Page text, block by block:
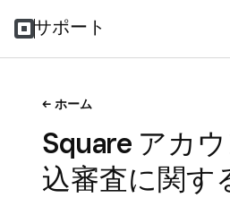
サポート
ホーム
Square アカ
込審査に関す